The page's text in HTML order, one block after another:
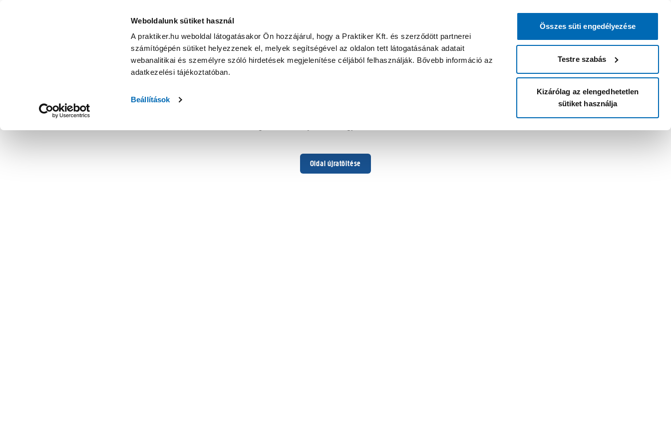
Weboldalunk sütiket használ
A praktiker.hu weboldal látogatásakor Ön hozzájárul, hogy a Praktiker Kft. és szerződött partnerei
számítógépén sütiket helyezzenek el, melyek segítségével az oldalon tett látogatásának adatait
webanalitikai és személyre szóló hirdetések megjelenítése céljából felhasználják. Bővebb információ az
adatkezelési tájékoztatóban.
Beállítások
Összes süti engedélyezése
Testre szabás
Kizárólag az elengedhetetlen
sütiket használja
Oldal újratöltése